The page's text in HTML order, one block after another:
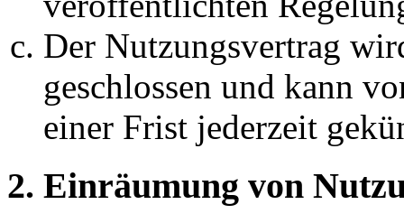
Der Nutzungsvertrag
geschlossen und kann
einer Frist jederzeit
2. Einräumung von